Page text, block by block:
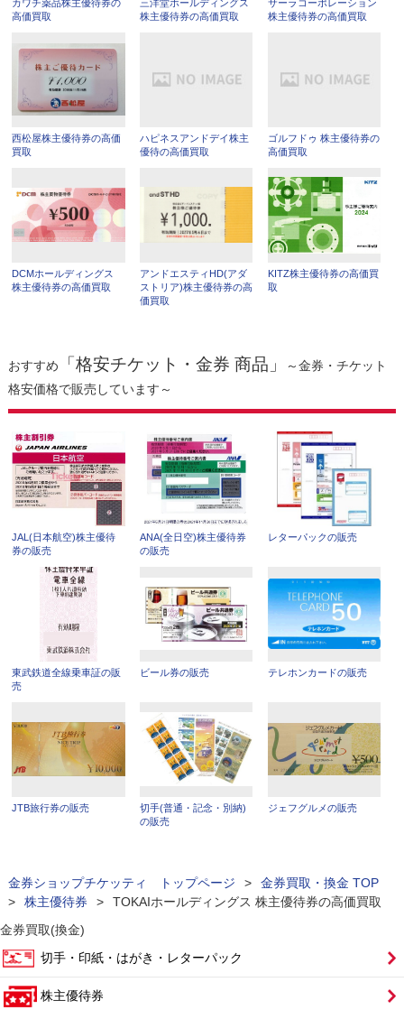
カワチ薬品株主優待券の
高価買取
三洋堂ホールディングス
株主優待券の高価買取
サーラコーポレーション
株主優待券の高価買取
西松屋株主優待券の高価
買取
ハピネスアンドデイ株主
優待の高価買取
ゴルフドゥ 株主優待券の
高価買取
DCMホールディングス
株主優待券の高価買取
アンドエスティHD(アダ
ストリア)株主優待券の高
価買取
KITZ株主優待券の高価買
取
おすすめ 「格安チケット・金券 商品」
～金券・チケット
格安価格で販売しています～
JAL(日本航空)株主優待
券の販売
ANA(全日空)株主優待券
の販売
レターパックの販売
東武鉄道全線乗車証の販
売
ビール券の販売 テレホンカードの販売
JTB旅行券の販売
切手(普通・記念・別納)
の販売
ジェフグルメの販売
金券ショップチケッティ トップページ >
金券買取・換金 TOP
>
株主優待券 >
TOKAIホールディングス 株主優待券の高価買取
金券買取(換金)
切手・印紙・はがき・レターパック
株主優待券